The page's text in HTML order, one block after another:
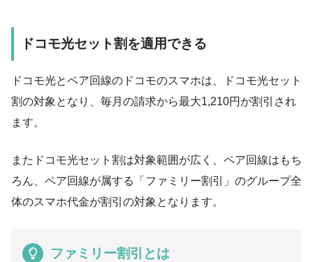
ドコモ光セット割を適用できる
ドコモ光とペア回線のドコモのスマホは、ドコモ光セット
割の対象となり、 毎月の請求から最大1,210円が割引 され
ます。
またドコモ光セット割は対象範囲が広く、ペア回線はもち
ろん、 ペア回線が属する「ファミリー割引」のグループ全
体のスマホ代金が割引の対象 となります。
ファミリー割引とは